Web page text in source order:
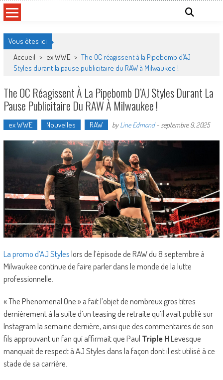
Vous êtes ici
Accueil > ex WWE > The OC réagissent à la Pipebomb d’AJ
Styles durant la pause publicitaire du RAW à Milwaukee !
The OC Réagissent À La Pipebomb D’AJ Styles Durant La
Pause Publicitaire Du RAW À Milwaukee !
ex WWE Nouvelles RAW byLine Edmond- septembre 9, 2025
La promo d’AJ Styleslors de l’épisode de RAW du 8 septembre à
Milwaukee continue de faire parler dans le monde de la lutte
professionnelle.
« The Phenomenal One » a fait l’objet de nombreux gros titres
dernièrement à la suite d’un teasing de retraite qu’il avait publié sur
Instagram la semaine dernière, ainsi que des commentaires de son
fils approuvant un fan qui affirmait que Paul Triple HLevesque
manquait de respect à AJ Styles dans la façon dont il est utilisé à ce
stade de sa carrière.